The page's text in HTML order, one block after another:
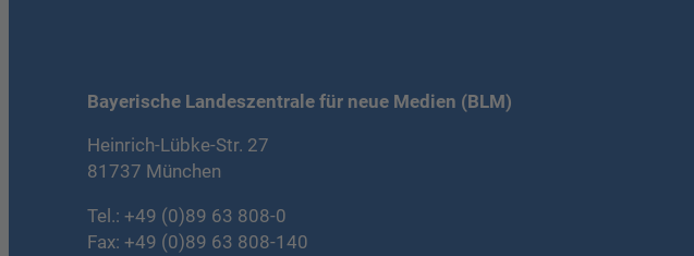
Bayerische Landeszentrale für neue Medien (BLM)
Heinrich-Lübke-Str. 27
81737 München
Tel.: +49 (0)89 63 808-0
Fax: +49 (0)89 63 808-140